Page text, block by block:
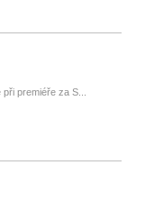
premiéře za S...